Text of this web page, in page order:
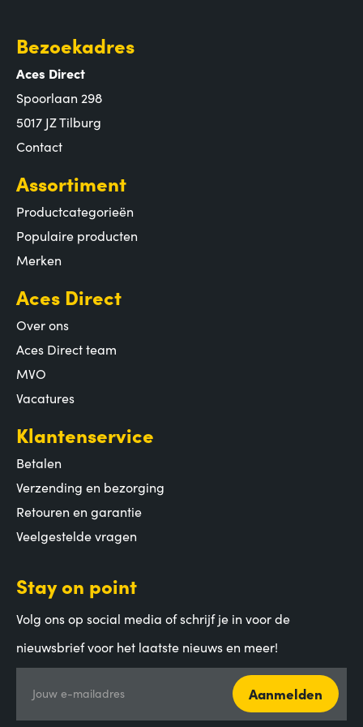
Bezoekadres
Aces Direct
Spoorlaan 298
5017 JZ Tilburg
Contact
Assortiment
Productcategorieën
Populaire producten
Merken
Aces Direct
Over ons
Aces Direct team
MVO
Vacatures
Klantenservice
Betalen
Verzending en bezorging
Retouren en garantie
Veelgestelde vragen
Stay on point
Volg ons op social media of schrijf je in voor de
nieuwsbrief voor het laatste nieuws en meer!
Jouw e-mailadres Aanmelden